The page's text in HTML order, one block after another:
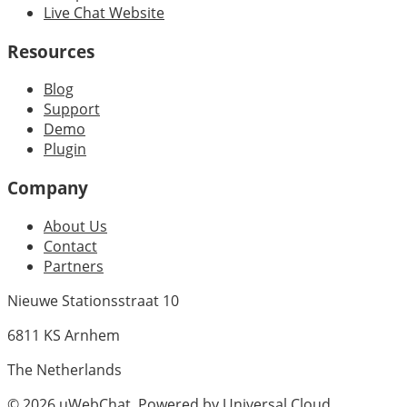
Live Chat Website
Resources
Blog
Support
Demo
Plugin
Company
About Us
Contact
Partners
Nieuwe Stationsstraat 10
6811 KS Arnhem
The Netherlands